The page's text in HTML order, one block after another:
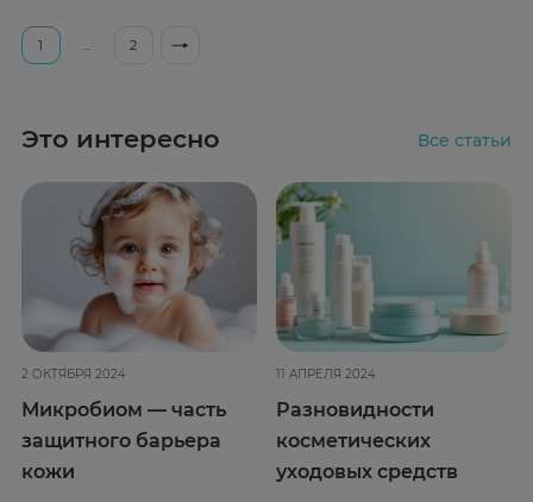
1 ... 2
Это интересно Все статьи
2 ОКТЯБРЯ 2024
Микробиом — часть
защитного барьера
кожи
11 АПРЕЛЯ 2024
Разновидности
косметических
уходовых средств